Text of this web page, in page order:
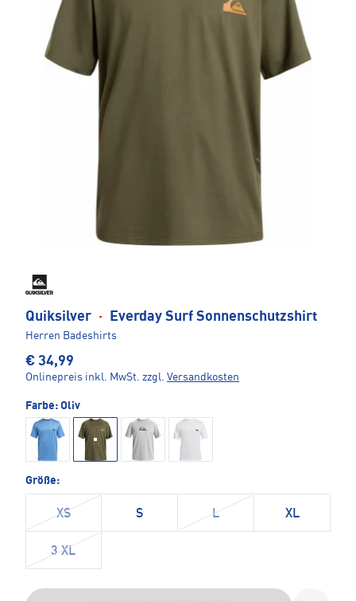
Quiksilver · Everday Surf Sonnenschutzshirt
Herren Badeshirts
€ 34,99
Onlinepreis inkl. MwSt. zzgl. Versandkosten
Farbe: Oliv
Größe:
XS S L XL
3 XL